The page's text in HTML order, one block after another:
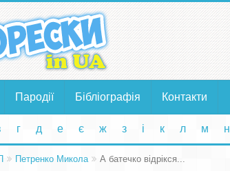
Пародії Бібліографія Контакти
г д е є ж з і к л м н
Петренко Микола А батечко відрікся...